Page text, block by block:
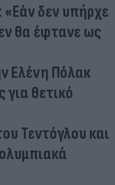
δεν υπήρχε
θα έφτανε ως
Ελένη Πόλακ
θετικό
Τεντόγλου και